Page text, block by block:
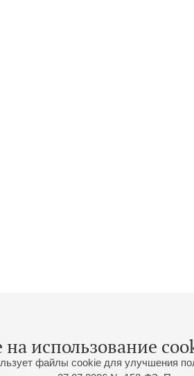
на использование
файлы cookie для улучшения